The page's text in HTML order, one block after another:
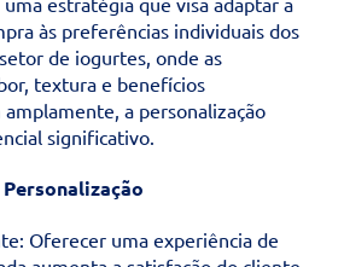
às preferências individuais dos
de iogurtes, onde as
textura e benefícios
a personalização
significativo.
Oferecer uma experiência de